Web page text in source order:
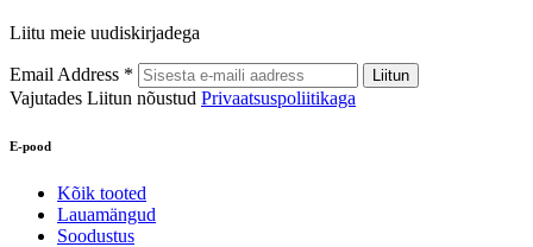
Liitu meie uudiskirjadega
Email Address *
Vajutades Liitun nõustud Privaatsuspoliitikaga
E-pood
Kõik tooted
Lauamängud
Soodustus